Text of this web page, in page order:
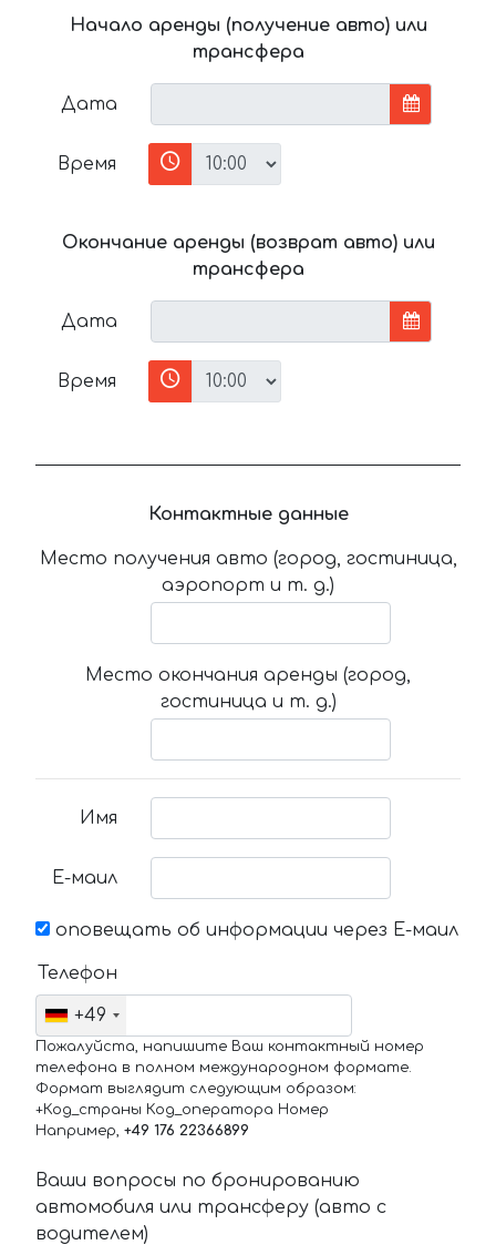
Начало аренды (получение авто) или
трансфера
Дата
Время
Окончание аренды (возврат авто) или
трансфера
Дата
Время
Контактные данные
Место получения авто (город, гостиница,
аэропорт и т. д.)
Место окончания аренды (город,
гостиница и т. д.)
Имя
Е-маил
оповещать об информации через Е-маил
Телефон
+49
Пожалуйста, напишите Ваш контактный номер
телефона в полном международном формате.
Формат выглядит следующим образом:
+Код_страны Код_оператора Номер
Например, +49 176 22366899
Ваши вопросы по бронированию
автомобиля или трансферу (авто с
водителем)